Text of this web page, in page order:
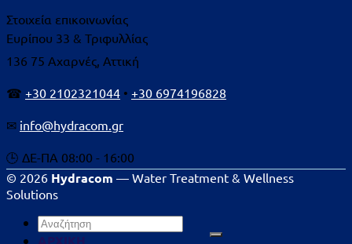
Στοιχεία επικοινωνίας
Ευρίπου 33 & Τριφυλλίας
136 75 Αχαρνές, Αττική
☎ +30 2102321044 • +30 6974196828
✉ info@hydracom.gr
🕒 ΔΕ-ΠΑ 08:00 - 16:00
© 2026 Hydracom — Water Treatment & Wellness
Solutions
Αναζήτηση
για:
ΑΡΧΙΚΗ